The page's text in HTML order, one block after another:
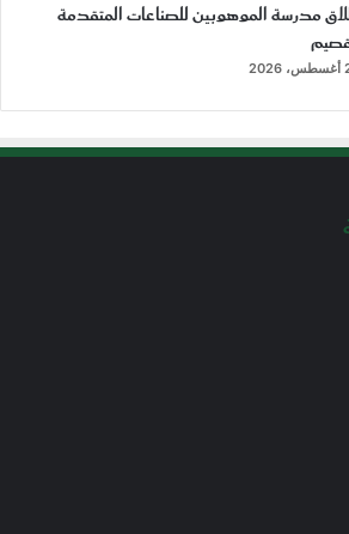
مدرسة الموهوبين للصناعات المتقدمة
2026